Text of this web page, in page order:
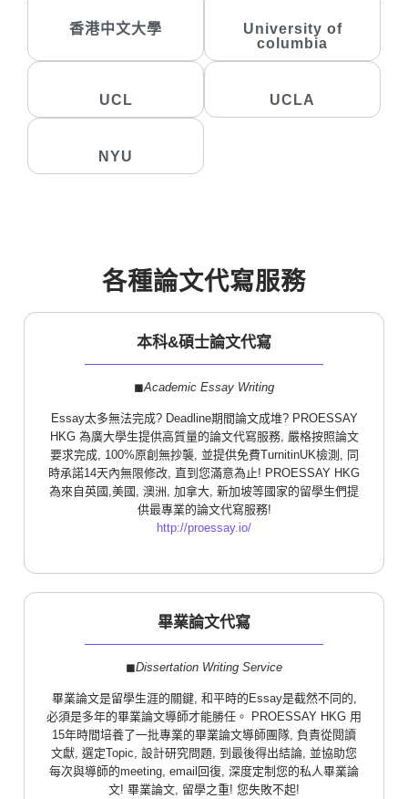
香港中文大學
University of
columbia
UCL UCLA
NYU
各種論文代寫服務
本科&碩士論文代寫
◼︎Academic Essay Writing
Essay太多無法完成? Deadline期間論文成堆? PROESSAY
HKG 為廣大學生提供高質量的論文代寫服務, 嚴格按照論文
要求完成, 100%原創無抄襲, 並提供免費TurnitinUK檢測, 同
時承諾14天內無限修改, 直到您滿意為止! PROESSAY HKG
為來自英國,美國, 澳洲, 加拿大, 新加坡等國家的留學生們提
供最專業的論文代寫服務!
http://proessay.io/
畢業論文代寫
◼︎Dissertation Writing Service
畢業論文是留學生涯的關鍵, 和平時的Essay是截然不同的,
必須是多年的畢業論文導師才能勝任。 PROESSAY HKG 用
15年時間培養了一批專業的畢業論文導師團隊, 負責從閱讀
文獻, 選定Topic, 設計研究問題, 到最後得出結論, 並協助您
每次與導師的meeting, email回復, 深度定制您的私人畢業論
文! 畢業論文, 留學之重! 您失敗不起!